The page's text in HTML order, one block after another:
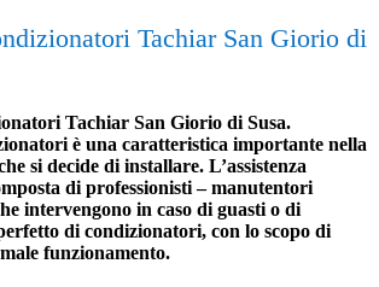
Tachiar San Giorio di
Tachiar San Giorio di Susa.
è una caratteristica importante nella
si decide di installare. L’assistenza
di professionisti – manutentori
intervengono in caso di guasti o di
di condizionatori, con lo scopo di
funzionamento.